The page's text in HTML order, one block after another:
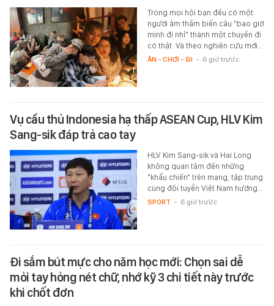
Trong mọi hội bạn đều có một
người âm thầm biến câu "bao giờ
mình đi nhỉ" thành một chuyến đi
có thật. Và theo nghiên cứu mới…
ĂN - CHƠI - ĐI - 6 giờ trước
Vụ cầu thủ Indonesia hạ thấp ASEAN Cup, HLV Kim
Sang-sik đáp trả cao tay
HLV Kim Sang-sik và Hai Long
không quan tâm đến những
"khẩu chiến" trên mạng, tập trung
cùng đội tuyển Việt Nam hướng…
SPORT - 6 giờ trước
Đi sắm bút mực cho năm học mới: Chọn sai dễ
mỏi tay hỏng nét chữ, nhớ kỹ 3 chi tiết này trước
khi chốt đơn